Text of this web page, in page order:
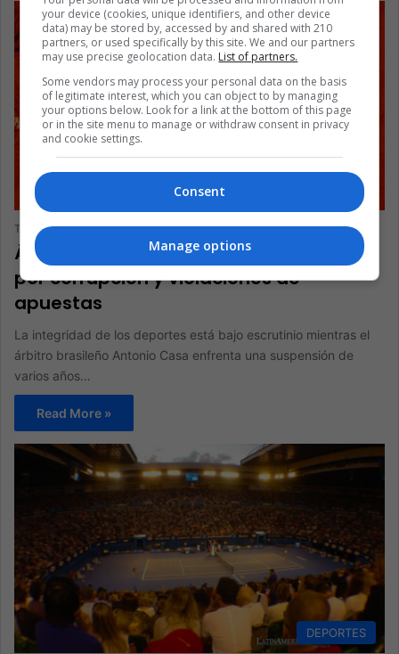
DEPORTES
The Latin American Post Staff April 16, 2024 210
Árbitro de tenis brasileño suspendido
por corrupción y violaciones de
apuestas
La integridad de los deportes está bajo escrutinio mientras el
árbitro brasileño Antonio Casa enfrenta una suspensión de
varios años…
Read More »
DEPORTES
your device (cookies, unique identifiers, and other device
data) may be stored by, accessed by and shared with 210
partners, or used specifically by this site. We and our partners
may use precise geolocation data. List of partners.
Some vendors may process your personal data on the basis
of legitimate interest, which you can object to by managing
your options below. Look for a link at the bottom of this page
or in the site menu to manage or withdraw consent in privacy
and cookie settings.
Consent
Manage options